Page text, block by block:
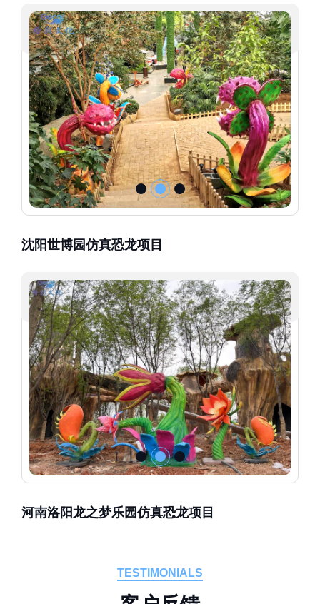
沈阳世博园仿真恐龙项目
河南洛阳龙之梦乐园仿真恐龙项目
TESTIMONIALS